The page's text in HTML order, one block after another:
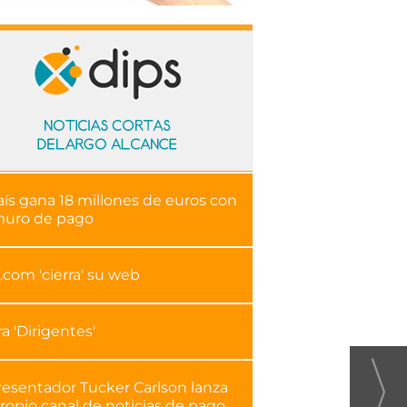
gana 18 millones de euros con
de pago
'cierra' su web
'Dirigentes'
Tucker Carlson lanza